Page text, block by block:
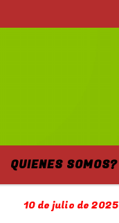
QUIENES SOMOS?
10 de julio de 2025